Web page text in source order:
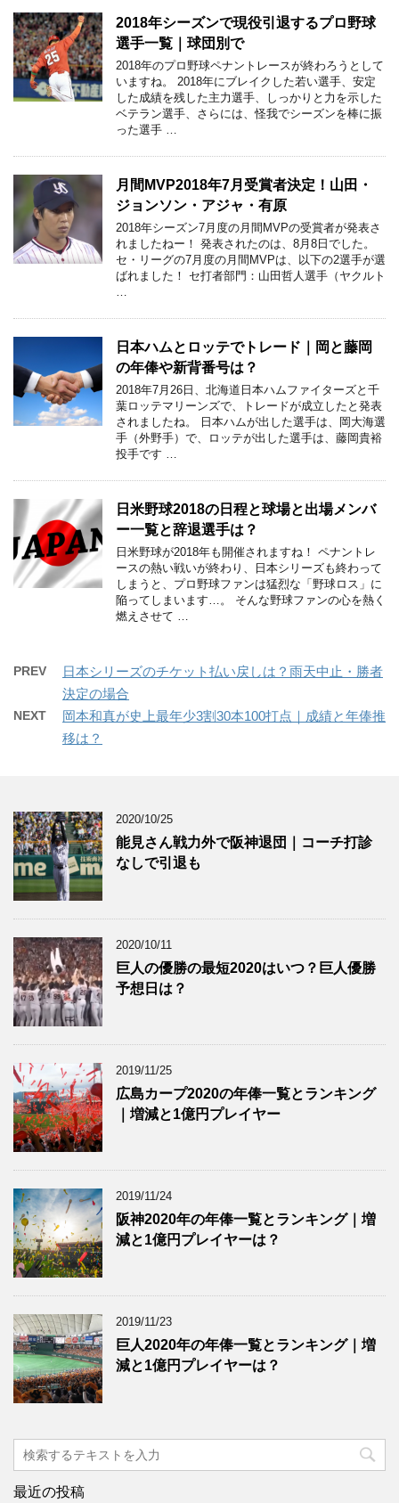
2018年シーズンで現役引退するプロ野球
選手一覧｜球団別で
2018年のプロ野球ペナントレースが終わろうとして
いますね。 2018年にブレイクした若い選手、安定
した成績を残した主力選手、しっかりと力を示した
ベテラン選手、さらには、怪我でシーズンを棒に振
った選手 …
月間MVP2018年7月受賞者決定！山田・
ジョンソン・アジャ・有原
2018年シーズン7月度の月間MVPの受賞者が発表さ
れましたねー！ 発表されたのは、8月8日でした。
セ・リーグの7月度の月間MVPは、以下の2選手が選
ばれました！ セ打者部門：山田哲人選手（ヤクルト
日本ハムとロッテでトレード｜岡と藤岡
の年俸や新背番号は？
2018年7月26日、北海道日本ハムファイターズと千
葉ロッテマリーンズで、トレードが成立したと発表
されましたね。 日本ハムが出した選手は、岡大海選
手（外野手）で、ロッテが出した選手は、藤岡貴裕
投手です …
日米野球2018の日程と球場と出場メンバ
ー一覧と辞退選手は？
日米野球が2018年も開催されますね！ ペナントレ
ースの熱い戦いが終わり、日本シリーズも終わって
しまうと、プロ野球ファンは猛烈な「野球ロス」に
陥ってしまいます…。 そんな野球ファンの心を熱く
燃えさせて …
PREV
日本シリーズのチケット払い戻しは？雨天中止・勝者
決定の場合
NEXT
岡本和真が史上最年少3割30本100打点｜成績と年俸推
移は？
2020/10/25
能見さん戦力外で阪神退団｜コーチ打診
なしで引退も
2020/10/11
巨人の優勝の最短2020はいつ？巨人優勝
予想日は？
2019/11/25
広島カープ2020の年俸一覧とランキング
｜増減と1億円プレイヤー
2019/11/24
阪神2020年の年俸一覧とランキング｜増
減と1億円プレイヤーは？
2019/11/23
巨人2020年の年俸一覧とランキング｜増
減と1億円プレイヤーは？
最近の投稿